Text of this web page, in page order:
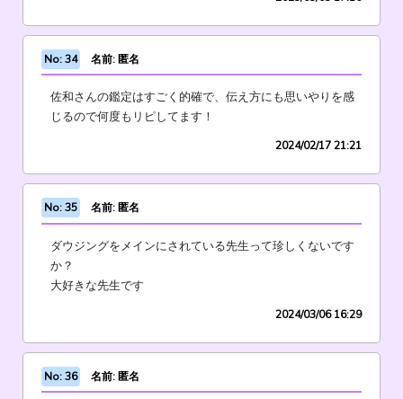
No: 34 名前: 匿名
佐和さんの鑑定はすごく的確で、伝え方にも思いやりを感
じるので何度もリピしてます！
2024/02/17 21:21
No: 35 名前: 匿名
ダウジングをメインにされている先生って珍しくないです
か？
大好きな先生です
2024/03/06 16:29
No: 36 名前: 匿名